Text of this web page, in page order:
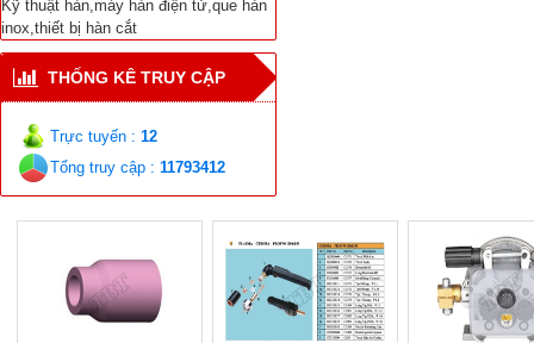
Kỹ thuật hàn,máy hàn điện tử,que hàn
inox,thiết bị hàn cắt
THỐNG KÊ TRUY CẬP
Trực tuyến :12
Tổng truy cập :11793412